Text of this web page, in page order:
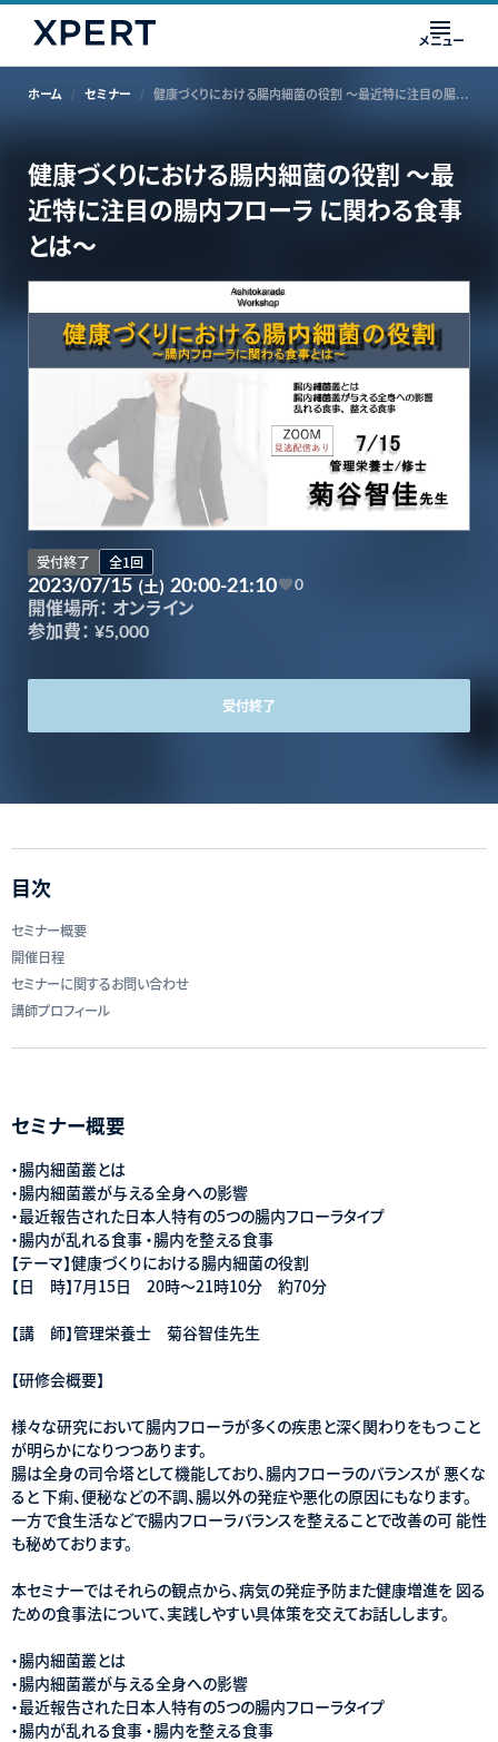
メニュー
ホーム セミナー 健康づくりにおける腸内細菌の役割 ～最近特に注目の腸内フローラ に関わる食事とは～
健康づくりにおける腸内細菌の役割 ～最
近特に注目の腸内フローラ に関わる食事
とは～
受付終了 全1回
2023/07/15 (土) 20:00-21:10 0
開催場所： オンライン
参加費： ¥5,000
受付終了
目次
セミナー概要
開催日程
セミナーに関するお問い合わせ
講師プロフィール
セミナー概要
・腸内細菌叢とは
・腸内細菌叢が与える全身への影響
・最近報告された日本人特有の5つの腸内フローラタイプ
・腸内が乱れる食事 ・腸内を整える食事
【テーマ】健康づくりにおける腸内細菌の役割
【日 時】7月15日 20時〜21時10分 約70分
【講 師】管理栄養士 菊谷智佳先生
【研修会概要】
様々な研究において腸内フローラが多くの疾患と深く関わりをもつ こと
が明らかになりつつあります。
腸は全身の司令塔として機能しており、腸内フローラのバランスが 悪くな
ると 下痢、便秘などの不調、腸以外の発症や悪化の原因にもなります。
一方で食生活などで腸内フローラバランスを整えることで改善の可 能性
も秘めております。
本セミナーではそれらの観点から、病気の発症予防また健康増進を 図る
ための食事法について、実践しやすい具体策を交えてお話しします。
・腸内細菌叢とは
・腸内細菌叢が与える全身への影響
・最近報告された日本人特有の5つの腸内フローラタイプ
・腸内が乱れる食事 ・腸内を整える食事